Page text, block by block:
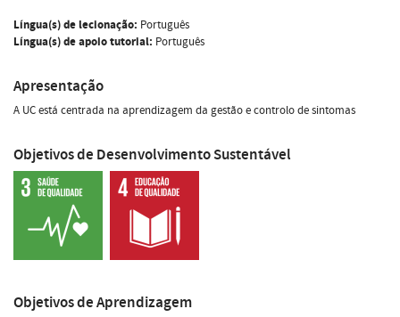
Língua(s) de lecionação: Português
Língua(s) de apoio tutorial: Português
Apresentação
A UC está centrada na aprendizagem da gestão e controlo de sintomas
Objetivos de Desenvolvimento Sustentável
Objetivos de Aprendizagem